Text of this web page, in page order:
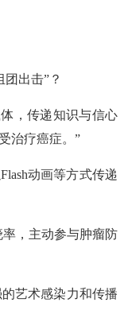
出击”？
，传递知识与信心
治疗癌症。”
动画等方式传递
，主动参与肿瘤防
艺术感染力和传播